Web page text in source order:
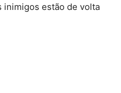
inimigos estão de volta